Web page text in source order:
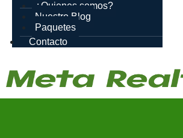
¿Quienes somos?
Nuestro Blog
Paquetes
Contacto